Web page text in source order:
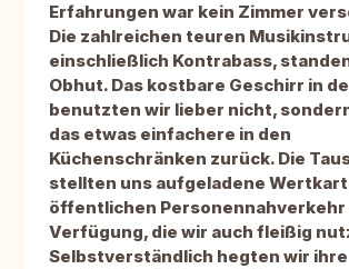
Erfahrungen war kein Zimmer
Die zahlreichen teuren
einschließlich Kontrabass,
Obhut. Das kostbare Geschirr in
benutzten wir lieber nicht,
das etwas einfachere in den
Küchenschränken zurück. Die
stellten uns aufgeladene
öffentlichen Personennahverkehr
Verfügung, die wir auch fleißig
Selbstverständlich hegten wir ihre